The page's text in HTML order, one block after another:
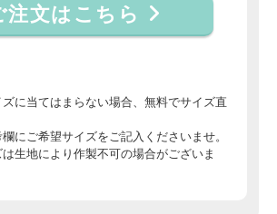
注文はこちら
に当てはまらない場合、無料でサイズ直
にご希望サイズをご記入くださいませ。
生地により作製不可の場合がございま